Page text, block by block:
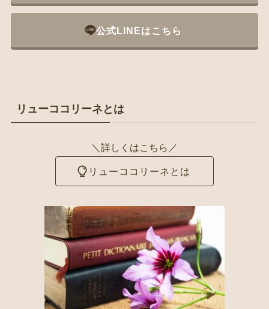
公式LINEはこちら
リューココリーネとは
＼詳しくはこちら／
リューココリーネとは